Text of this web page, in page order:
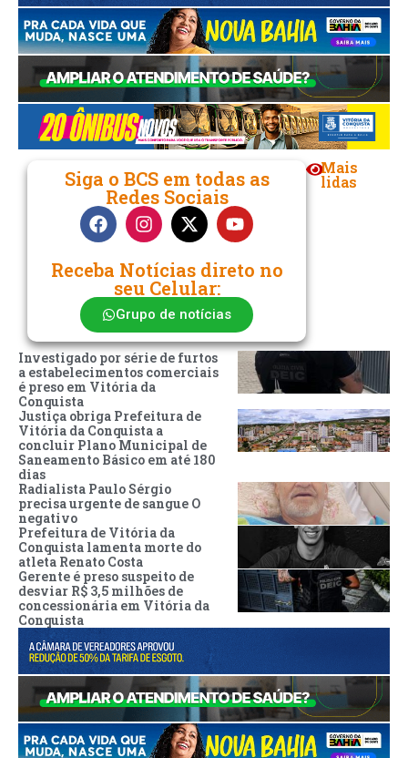
Siga o BCS em todas as
Redes Sociais
Receba Notícias direto no
seu Celular:
Grupo de notícias
Mais
lidas
Investigado por série de furtos
a estabelecimentos comerciais
é preso em Vitória da
Conquista
Justiça obriga Prefeitura de
Vitória da Conquista a
concluir Plano Municipal de
Saneamento Básico em até 180
dias
Radialista Paulo Sérgio
precisa urgente de sangue O
negativo
Prefeitura de Vitória da
Conquista lamenta morte do
atleta Renato Costa
Gerente é preso suspeito de
desviar R$ 3,5 milhões de
concessionária em Vitória da
Conquista